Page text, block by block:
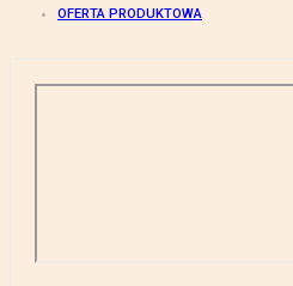
OFERTA PRODUKTOWA